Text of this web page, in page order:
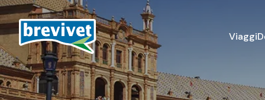
Viaggi
Pellegrinaggi
Destinazioni